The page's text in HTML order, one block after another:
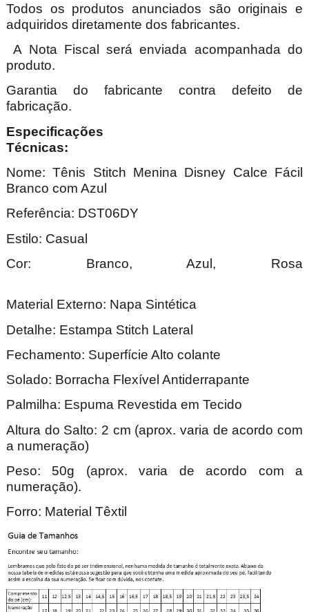
Todos os produtos anunciados são originais e
adquiridos diretamente dos fabricantes.
A Nota Fiscal será enviada acompanhada do
produto.
Garantia do fabricante contra defeito de
fabricação.
Especificações
Nome:Tênis Stitch Menina Disney Calce Fácil
Branco com Azul
Referência: DST06DY
Estilo: Casual
Cor: Branco, Azul, Rosa
Material Externo: Napa Sintética
Detalhe: Estampa Stitch Lateral
Fechamento: Superfície Alto colante
Solado: Borracha Flexível Antiderrapante
Palmilha: Espuma Revestida em Tecido
Altura do Salto: 2 cm (aprox. varia de acordo com
a numeração)
Peso: 50g (aprox. varia de acordo com a
numeração).
Forro: Material Têxtil